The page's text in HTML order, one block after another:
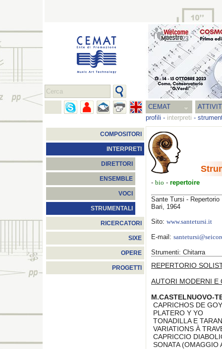
CEMAT
profili - interpreti -
COMPOSITORI
INTERPRETI
DIRETTORI
ENSEMBLE
VOCI
STRUMENTALI
RICERCATORI
SIXE
OPERE
PROGETTI
- bio - repertoire
Sante Tursi - Repertorio
Bari, 1964
Sito: www.santetursi.it
E-mail:
Strumenti: Chitarra
REPERTORIO
AUTORI MODERNI
M.CASTELNUOVO-
CAPRICHOS DE
PLATERO Y YO
TONADILLA E
VARIATIONS À
CAPRICCIO
SONATA (OMAGGIO